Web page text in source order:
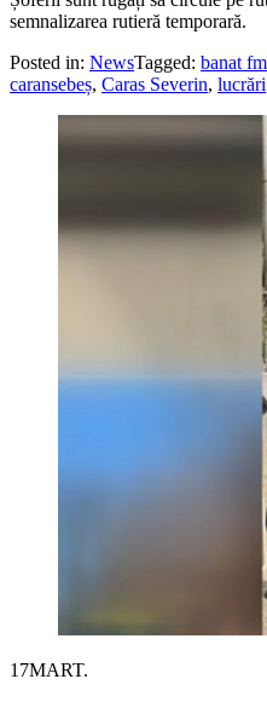
semnalizarea rutieră temporară.
Posted in: NewsTagged: banat fm
caransebeș, Caras Severin, lucrări
17MART.